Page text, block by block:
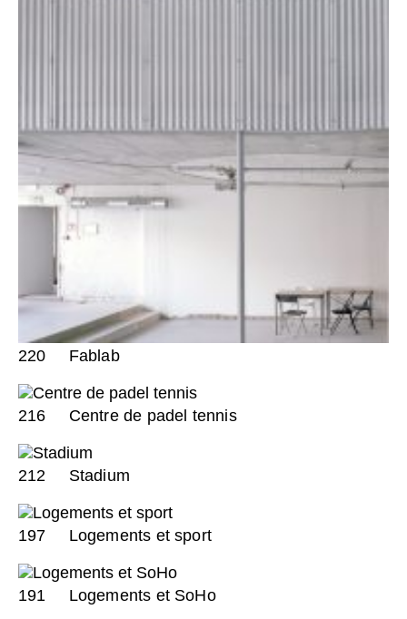
220 Fablab
216 Centre de padel tennis
212 Stadium
197 Logements et sport
191 Logements et SoHo